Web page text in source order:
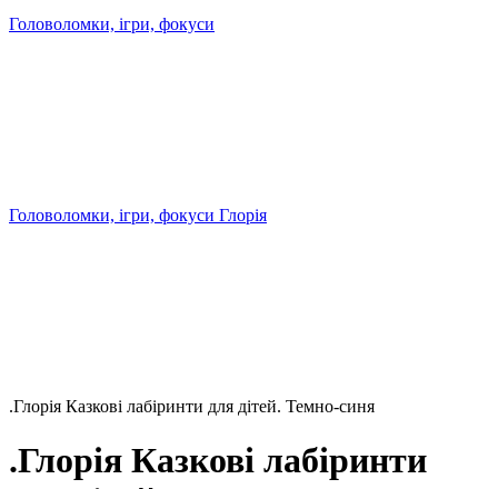
Головоломки, ігри, фокуси
Головоломки, ігри, фокуси Глорія
.Глорія Казкові лабіринти для дітей. Темно-синя
.Глорія Казкові лабіринти